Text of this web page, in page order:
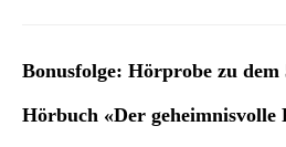
Bonusfolge: Hörprobe zu dem
Hörbuch «Der geheimnisvolle